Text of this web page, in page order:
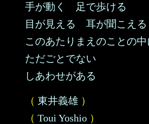
手が動く 足で歩ける
目が見える 耳が聞こえる
このあたりまえのことの中
ただごとでない
しあわせがある
（ 東井義雄 ）
（ Toui Yoshio ）